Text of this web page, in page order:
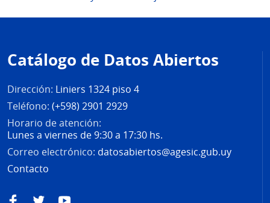
de
página
Catálogo de Datos Abiertos
Dirección: Liniers 1324 piso 4
Teléfono: (+598) 2901 2929
Horario de atención:
Lunes a viernes de 9:30 a 17:30 hs.
Correo electrónico: datosabiertos@agesic.gub.uy
Contacto
FacebookTwitterYouTube